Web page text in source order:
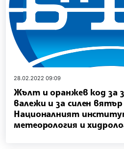
28.02.2022 09:09
Жълт и оранжев код за
валежи и за силен вятър
Националният
метеорология и